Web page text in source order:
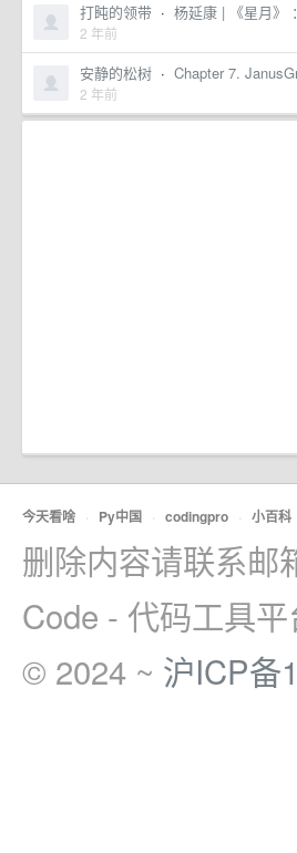
打盹的领带 · 杨延康 | 《星月》
2 年前
安静的松树 · Chapter 7.
2 年前
今天看啥 · Py中国 · codingpro · 小百科
删除内容请联系邮
Code - 代码工具平
© 2024 ~ 沪ICP备